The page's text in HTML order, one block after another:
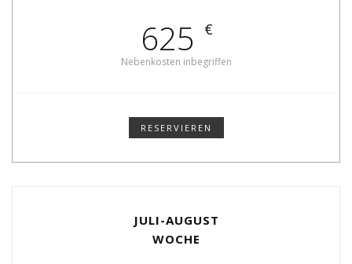
625 €
Nebenkosten inbegriffen
RESERVIEREN
JULI-AUGUST
WOCHE